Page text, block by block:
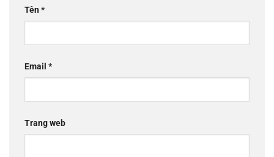
Tên*
Email *
Trang web